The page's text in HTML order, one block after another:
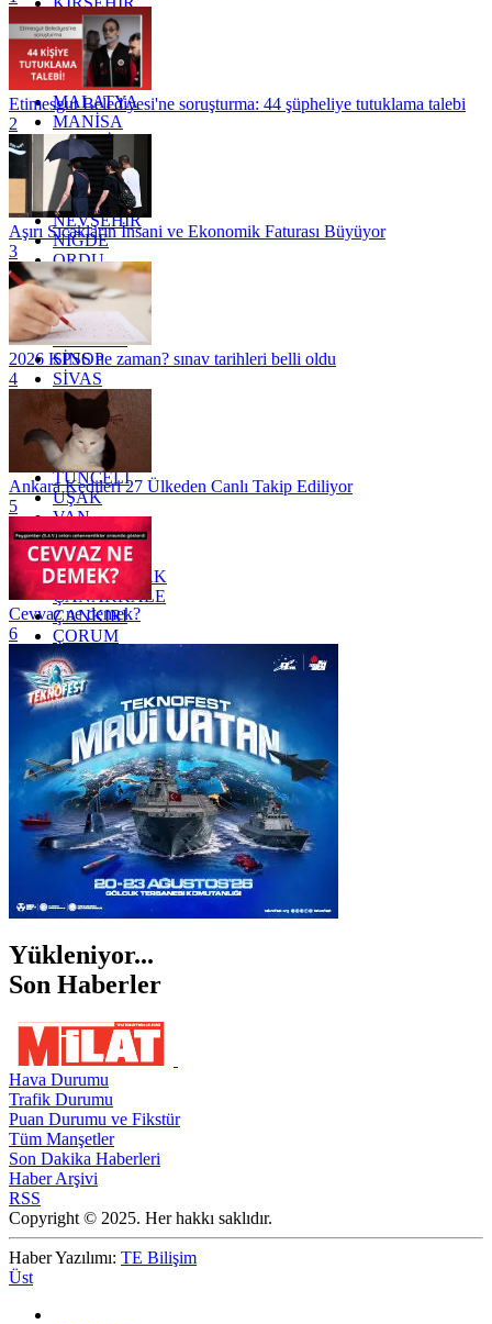
KOCAELİ
KONYA
KÜTAHYA
KİLİS
MALATYA
MANİSA
MARDİN
MERSİN
MUĞLA
MUŞ
NEVŞEHİR
NİĞDE
ORDU
OSMANİYE
RİZE
SAKARYA
SAMSUN
SİNOP
SİVAS
SİİRT
TEKİRDAĞ
TOKAT
TRABZON
TUNCELİ
UŞAK
VAN
YALOVA
YOZGAT
ZONGULDAK
ÇANAKKALE
ÇANKIRI
ÇORUM
İSTANBUL
İZMİR
ŞANLIURFA
ŞIRNAK
Etimesgut Belediyesi'ne soruşturma: 44 şüpheliye tutuklama talebi
2
Aşırı Sıcakların İnsani ve Ekonomik Faturası Büyüyor
3
2026 KPSS ne zaman? sınav tarihleri belli oldu
4
Ankara Kedileri 27 Ülkeden Canlı Takip Ediliyor
5
Cevvaz ne demek?
6
Yükleniyor...
Son Haberler
Hava Durumu
Trafik Durumu
Puan Durumu ve Fikstür
Tüm Manşetler
Son Dakika Haberleri
Haber Arşivi
RSS
Copyright © 2025. Her hakkı saklıdır.
Haber Yazılımı: TE Bilişim
Üst